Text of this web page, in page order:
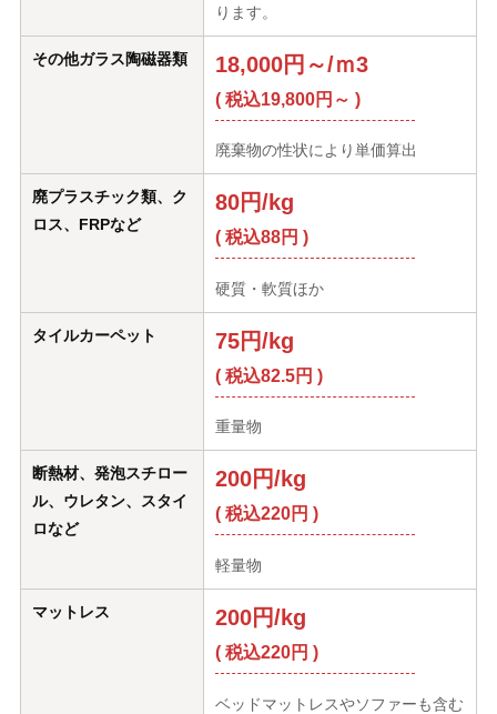
ります。
その他ガラス陶磁器類 18,000円～/ｍ3
( 税込19,800円～ )
廃棄物の性状により単価算出
廃プラスチック類、ク
ロス、FRPなど
80円/kg
( 税込88円 )
硬質・軟質ほか
タイルカーペット 75円/kg
( 税込82.5円 )
重量物
断熱材、発泡スチロー
ル、ウレタン、スタイ
ロなど
200円/kg
( 税込220円 )
軽量物
マットレス 200円/kg
( 税込220円 )
ベッドマットレスやソファーも含む